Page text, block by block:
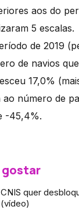
aos do
5 escalas.
de 2019
de navios
17,0%
número de
-45,4%.
gostar
CNIS quer
(vídeo)